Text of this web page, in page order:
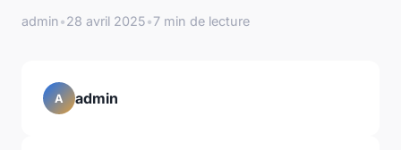
admin•28 avril 2025•7 min de lecture
A admin